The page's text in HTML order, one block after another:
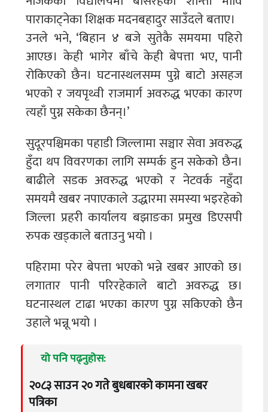
पाराकाट्नेका शिक्षक मदनबहादुर साउँदले बताए।
उनले भने, ‘बिहान ४ बजे सुतेकै समयमा पहिरो
आएछ। केही भागेर बाँचे केही बेपत्ता भए, पानी
रोकिएको छैन। घटनास्थलसम्म पुग्ने बाटो असहज
भएको र जयपृथ्वी राजमार्ग अवरुद्ध भएका कारण
त्यहाँ पुग्न सकेका छैनन्।’
सुदूरपश्चिमका पहाडी जिल्लामा सञ्चार सेवा अवरुद्ध
हुँदा थप विवरणका लागि सम्पर्क हुन सकेको छैन।
बाढीले सडक अवरुद्ध भएको र नेटवर्क नहुँदा
समयमै खबर नपाएकाले उद्धारमा समस्या भइरहेको
जिल्ला प्रहरी कार्यालय बझाङका प्रमुख डिएसपी
रुपक खड्काले बताउनु भयो ।
पहिरामा परेर बेपत्ता भएको भन्ने खबर आएको छ।
लगातार पानी परिरहेकाले बाटो अवरुद्ध छ।
घटनास्थल टाढा भएका कारण पुग्न सकिएको छैन
उहाले भन्नू भयो ।
यो पनि पढ्नुहोस:
२०८३ साउन २० गते बुधबारको कामना खबर
पत्रिका